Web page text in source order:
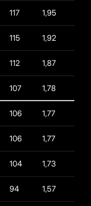
117 1,95
115 1,92
112 1,87
107 1,78
106 1,77
106 1,77
104 1,73
94 1,57